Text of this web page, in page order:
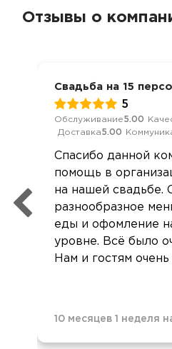
Отзывы о
Свадьба на 15
5
Обслуживание5.00
Доставка5.00
Спасибо данной
помощь в
на нашей свадьбе.
разнообразное
еды и офомление
уровне. Всё было
Нам и гостям
10 месяцев 1 неделя